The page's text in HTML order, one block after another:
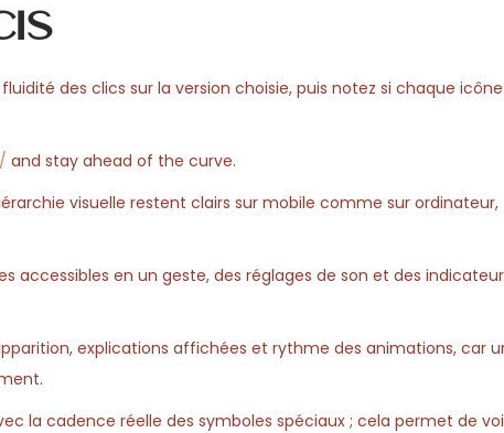
des clics sur la version choisie, puis notez si chaque icône
and stay ahead of the curve.
visuelle restent clairs sur mobile comme sur ordinateur,
accessibles en un geste, des réglages de son et des
explications affichées et rythme des animations, car
la cadence réelle des symboles spéciaux ; cela permet de